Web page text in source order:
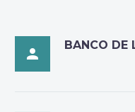

BANCO DE